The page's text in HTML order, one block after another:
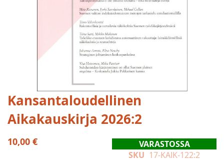
Skip
to
the
of
Kansantaloudellinen
Aikakauskirja 2026:2
10,00 €
VARASTOSSA
SKU 17-KAIK-122:2